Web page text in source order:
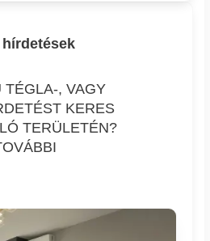
TÉGLA-, VAGY
KERES
TERÜLETÉN?